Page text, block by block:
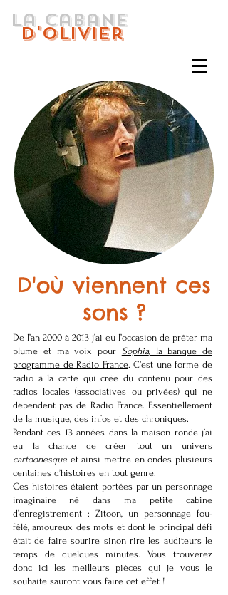
La cabane
d'Olivier
D'où viennent ces
sons ?
De l’an 2000 à 2013 j’ai eu l’occasion de prêter ma
plume et ma voix pour Sophia, la banque de
programme de Radio France. C’est une forme de
radio à la carte qui crée du contenu pour des
radios locales (associatives ou privées) qui ne
dépendent pas de Radio France. Essentiellement
de la musique, des infos et des chroniques.
Pendant ces 13 années dans la maison ronde j’ai
eu la chance de créer tout un univers
cartoonesque et ainsi mettre en ondes plusieurs
centaines d’histoires en tout genre.
Ces histoires étaient portées par un personnage
imaginaire né dans ma petite cabine
d’enregistrement : Zitoon, un personnage fou-
fêlé, amoureux des mots et dont le principal défi
était de faire sourire sinon rire les auditeurs le
temps de quelques minutes. Vous trouverez
donc ici les meilleurs pièces qui je vous le
souhaite sauront vous faire cet effet !